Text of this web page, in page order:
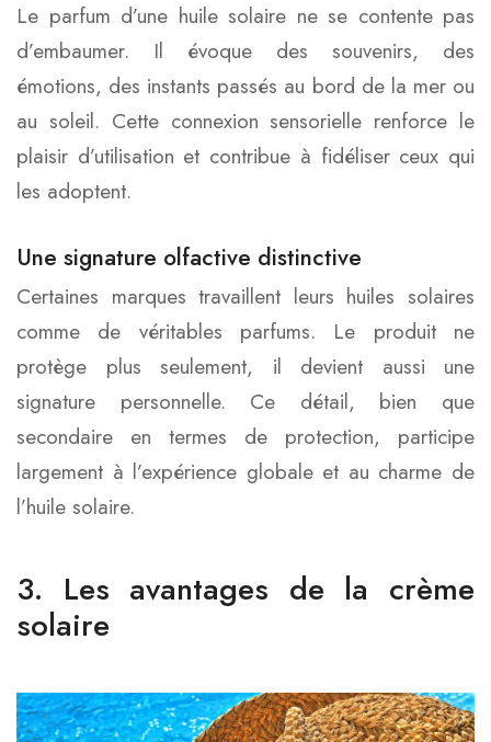
Le parfum d’une huile solaire ne se contente pas
d’embaumer. Il évoque des souvenirs, des
émotions, des instants passés au bord de la mer ou
au soleil. Cette connexion sensorielle renforce le
plaisir d’utilisation et contribue à fidéliser ceux qui
les adoptent.
Une signature olfactive distinctive
Certaines marques travaillent leurs huiles solaires
comme de véritables parfums. Le produit ne
protège plus seulement, il devient aussi une
signature personnelle. Ce détail, bien que
secondaire en termes de protection, participe
largement à l’expérience globale et au charme de
l’huile solaire.
3. Les avantages de la crème
solaire